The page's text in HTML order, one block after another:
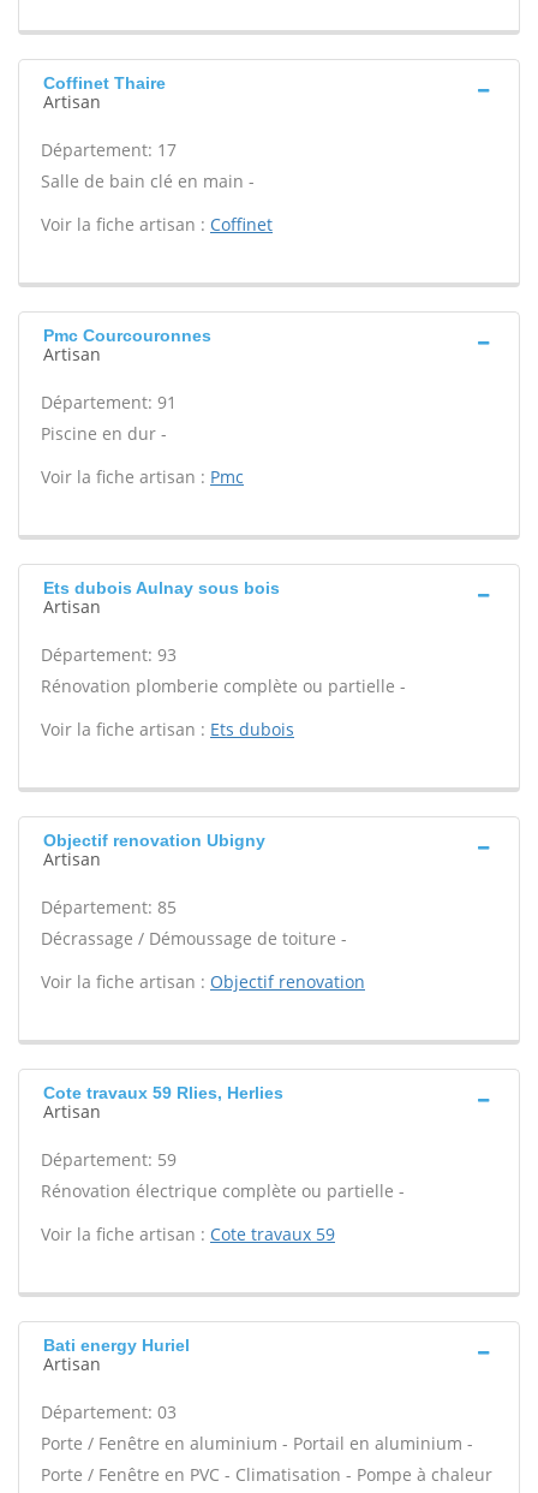
Coffinet Thaire
Artisan
Département: 17
Salle de bain clé en main -
Voir la fiche artisan : Coffinet
Pmc Courcouronnes
Artisan
Département: 91
Piscine en dur -
Voir la fiche artisan : Pmc
Ets dubois Aulnay sous bois
Artisan
Département: 93
Rénovation plomberie complète ou partielle -
Voir la fiche artisan : Ets dubois
Objectif renovation Ubigny
Artisan
Département: 85
Décrassage / Démoussage de toiture -
Voir la fiche artisan : Objectif renovation
Cote travaux 59 Rlies, Herlies
Artisan
Département: 59
Rénovation électrique complète ou partielle -
Voir la fiche artisan : Cote travaux 59
Bati energy Huriel
Artisan
Département: 03
Porte / Fenêtre en aluminium - Portail en aluminium -
Porte / Fenêtre en PVC - Climatisation - Pompe à chaleur